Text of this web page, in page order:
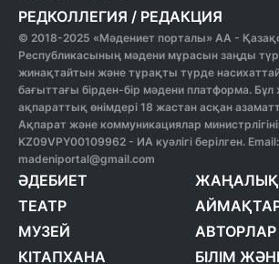
РЕДКОЛЛЕГИЯ / РЕДАКЦИЯ
© 2018-2025 «Мәдениет порталы» АА -
Республикасының мәдени мұрасын заңды
жинақтайтын және тұрақты түрде
бағыттағы бірден-бір мәдени платформа.
ақпараттық өнімдері 18 жастан асқан
Ақпарат және коммуникациялар
KZ09VPY00109962 - ИА куәлігі берілген. Email:
madeniportal@gmail.com
ӘДЕБИЕТ
ТЕАТР
МУЗЕЙ
КІТАПХАНА
АВТОРЛАР
БІЛІМ